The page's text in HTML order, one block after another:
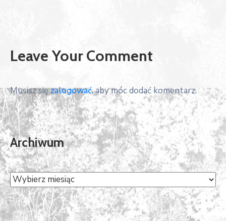
Leave Your Comment
Musisz sięzalogować, aby móc dodać komentarz.
Archiwum